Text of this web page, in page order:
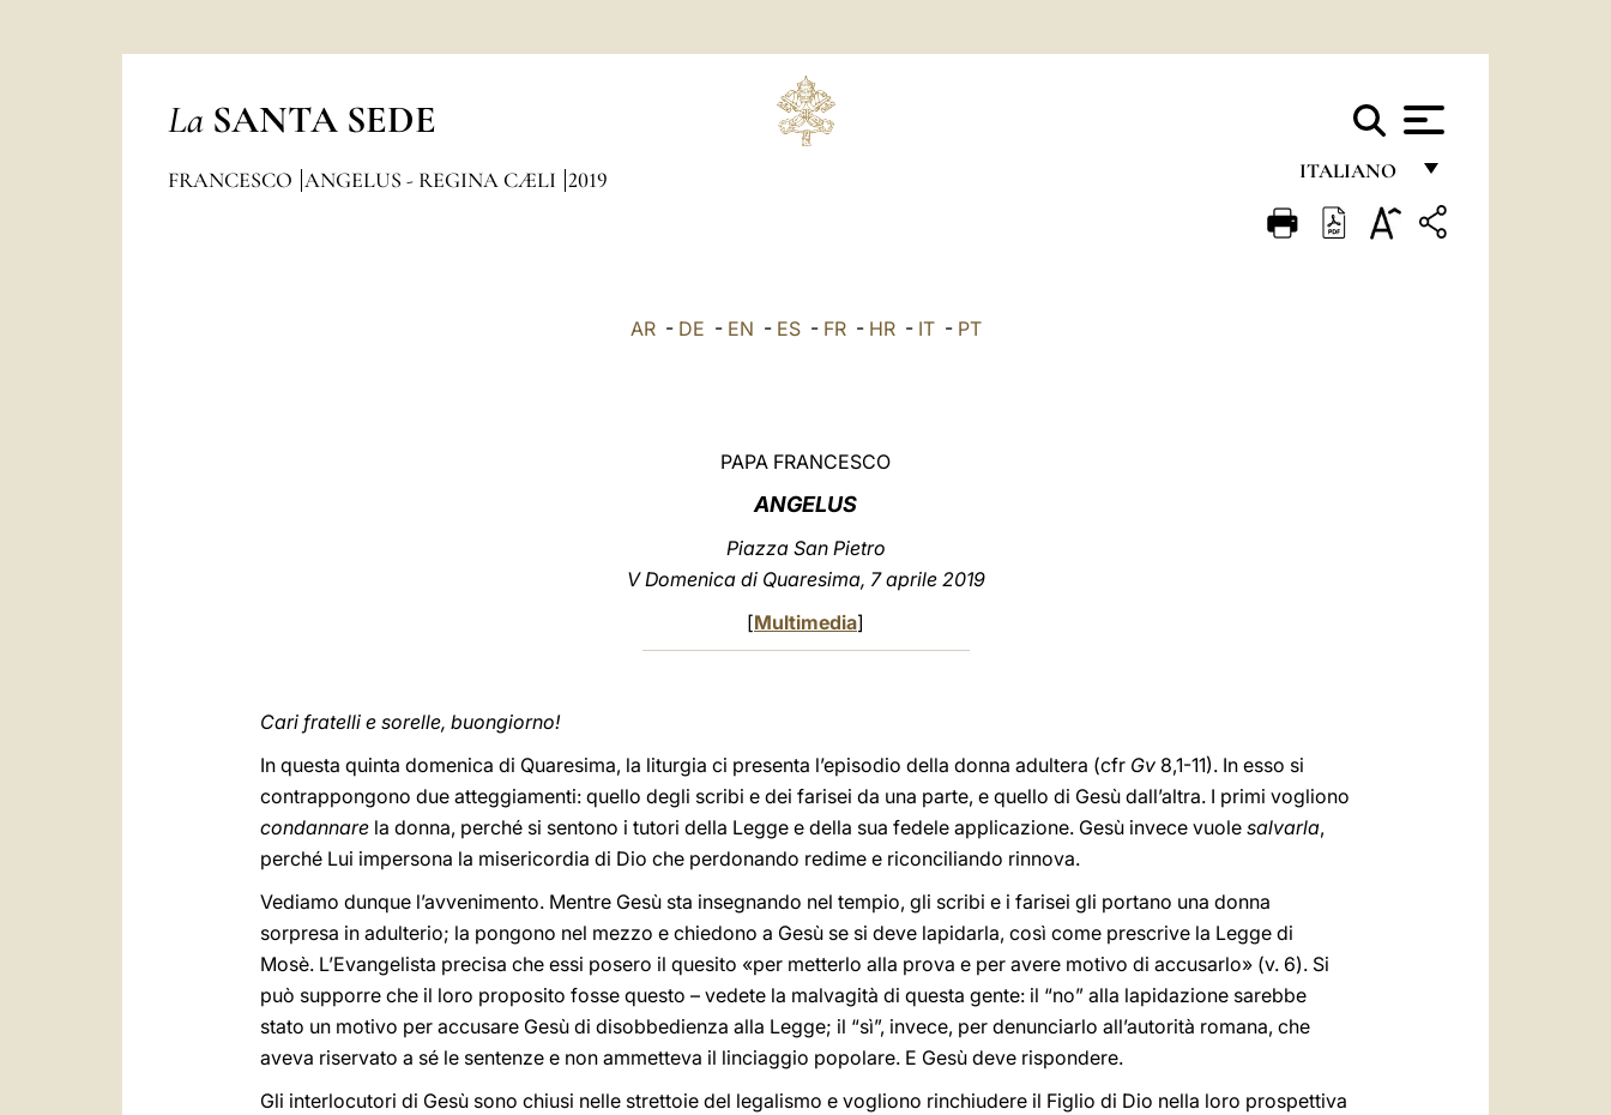
La SANTA SEDE
ITALIANO
FRANÇAIS
FRANCESCO ANGELUS - REGINA CÆLI 2019
AR- DE - EN - ES- FR- HR- IT- PT
PAPA FRANCESCO
ANGELUS
Piazza San Pietro
V Domenica di Quaresima, 7 aprile 2019
[Multimedia]
Cari fratelli e sorelle, buongiorno!
In questa quinta domenica di Quaresima, la liturgia ci presenta l’episodio della donna adultera (cfr Gv 8,1-11). In esso si
contrappongono due atteggiamenti: quello degli scribi e dei farisei da una parte, e quello di Gesù dall’altra. I primi vogliono
condannare la donna, perché si sentono i tutori della Legge e della sua fedele applicazione. Gesù invece vuole salvarla,
perché Lui impersona la misericordia di Dio che perdonando redime e riconciliando rinnova.
Vediamo dunque l’avvenimento. Mentre Gesù sta insegnando nel tempio, gli scribi e i farisei gli portano una donna
sorpresa in adulterio; la pongono nel mezzo e chiedono a Gesù se si deve lapidarla, così come prescrive la Legge di
Mosè. L’Evangelista precisa che essi posero il quesito «per metterlo alla prova e per avere motivo di accusarlo» (v. 6). Si
può supporre che il loro proposito fosse questo – vedete la malvagità di questa gente: il “no” alla lapidazione sarebbe
stato un motivo per accusare Gesù di disobbedienza alla Legge; il “sì”, invece, per denunciarlo all’autorità romana, che
aveva riservato a sé le sentenze e non ammetteva il linciaggio popolare. E Gesù deve rispondere.
Gli interlocutori di Gesù sono chiusi nelle strettoie del legalismo e vogliono rinchiudere il Figlio di Dio nella loro prospettiva